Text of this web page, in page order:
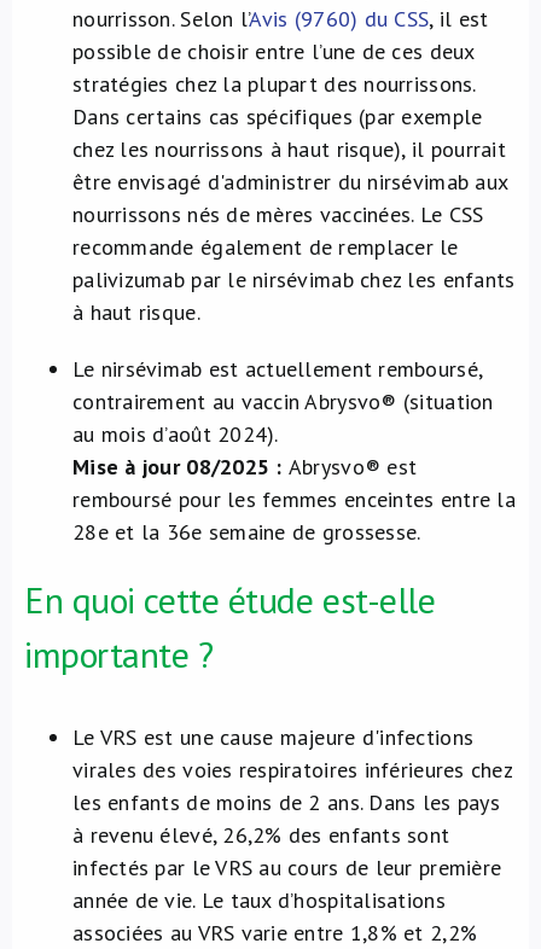
nourrisson. Selon l’Avis (9760) du CSS, il est
possible de choisir entre l’une de ces deux
stratégies chez la plupart des nourrissons.
Dans certains cas spécifiques (par exemple
chez les nourrissons à haut risque), il pourrait
être envisagé d'administrer du nirsévimab aux
nourrissons nés de mères vaccinées. Le CSS
recommande également de remplacer le
palivizumab par le nirsévimab chez les enfants
à haut risque.
Le nirsévimab est actuellement remboursé,
contrairement au vaccin Abrysvo® (situation
au mois d’août 2024).
Mise à jour 08/2025 : Abrysvo® est
remboursé pour les femmes enceintes entre la
28e et la 36e semaine de grossesse.
En quoi cette étude est-elle
importante ?
Le VRS est une cause majeure d'infections
virales des voies respiratoires inférieures chez
les enfants de moins de 2 ans. Dans les pays
à revenu élevé, 26,2% des enfants sont
infectés par le VRS au cours de leur première
année de vie. Le taux d’hospitalisations
associées au VRS varie entre 1,8% et 2,2%